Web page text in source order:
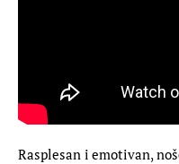
Rasplesan i emotivan,